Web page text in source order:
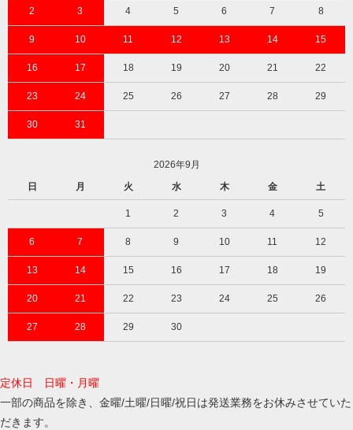
2 3 4 5 6 7 8
9 10 11 12 13 14 15
16 17 18 19 20 21 22
23 24 25 26 27 28 29
30 31
2026年9月
日
月 火 水 木 金 土
1 2 3 4 5
6 7 8 9 10 11 12
13 14 15 16 17 18 19
20 21 22 23 24 25 26
27 28 29 30
定休日 日曜・月曜
一部の商品を除き、金曜/土曜/日曜/祝日は発送業務をお休みさせていた
だきます。